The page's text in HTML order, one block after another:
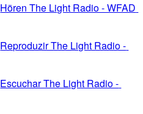
Hören The Light Radio - WFAD
Reproduzir The Light Radio -
Escuchar The Light Radio -